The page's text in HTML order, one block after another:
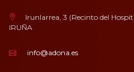
Irunlarrea, 3 (Recinto del
IRUÑA
info@adona.es